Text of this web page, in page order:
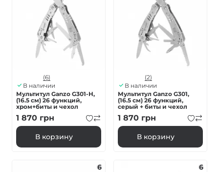
(6)
В наличии
Мультитул Ganzo G301-H,
(16.5 см) 26 функций,
хром+биты и чехол
1 870 грн
В корзину
(2)
В наличии
Мультитул Ganzo G301,
(16.5 см) 26 функций,
серый + биты и чехол
1 870 грн
В корзину
6
6